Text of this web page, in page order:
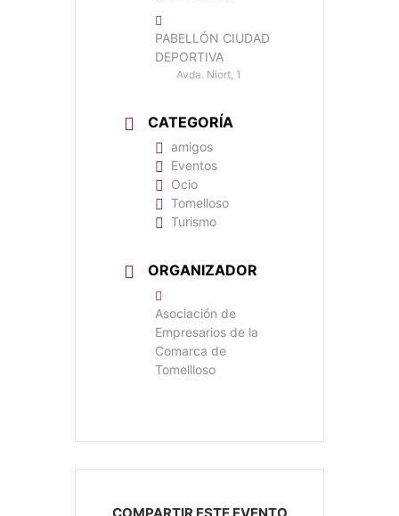
PABELLÓN CIUDAD
DEPORTIVA
Avda. Niort, 1
CATEGORÍA
amigos
Eventos
Ocio
Tomelloso
Turismo
ORGANIZADOR
Asociación de
Empresarios de la
Comarca de
Tomellloso